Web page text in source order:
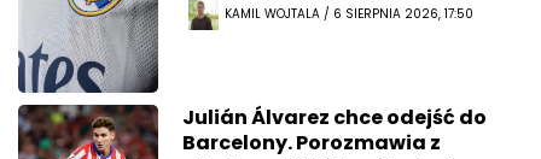
KAMIL WOJTALA / 6 SIERPNIA 2026, 17:50
Julián Álvarez chce odejść do
Barcelony. Porozmawia z